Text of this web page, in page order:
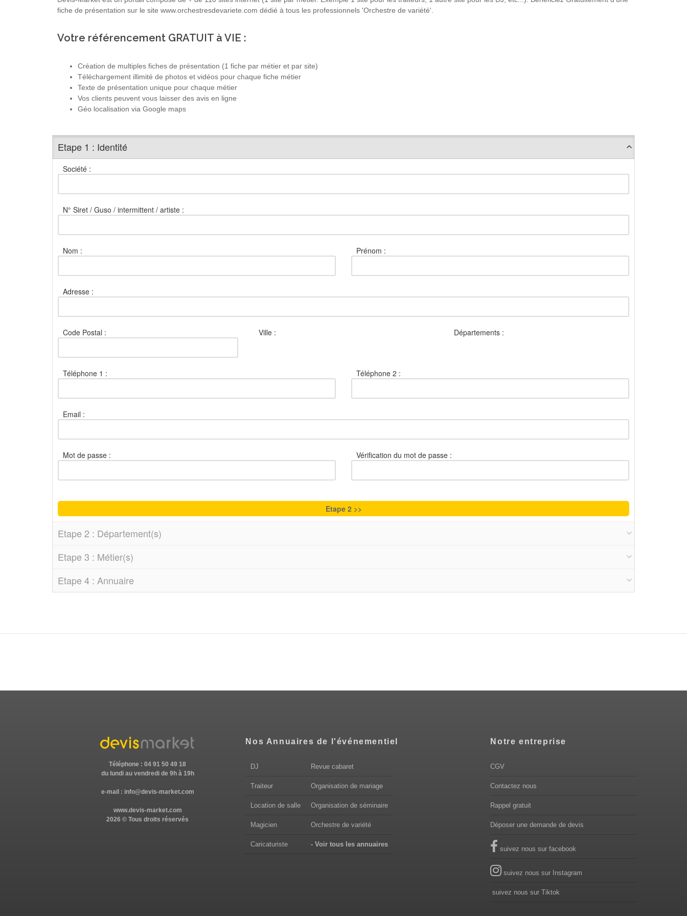
fiche de présentation sur le site www.orchestresdevariete.com dédié à tous les professionnels 'Orchestre de variété'.
Votre référencement GRATUIT à VIE :
Création de multiples fiches de présentation (1 fiche par métier et par site)
Téléchargement illimité de photos et vidéos pour chaque fiche métier
Texte de présentation unique pour chaque métier
Vos clients peuvent vous laisser des avis en ligne
Géo localisation via Google maps
Etape 1 : Identité
Société :
N° Siret / Guso / intermittent / artiste :
Nom : Prénom :
Adresse :
Code Postal : Ville : Départements :
Téléphone 1 : Téléphone 2 :
Email :
Mot de passe : Vérification du mot de passe :
Etape 2 : Département(s)
Etape 3 : Métier(s)
Etape 4 : Annuaire
Téléphone : 04 91 50 49 18
du lundi au vendredi de 9h à 19h
e-mail : info@devis-market.com
www.devis-market.com
2026 © Tous droits réservés
Nos Annuaires de l'événementiel
DJ Revue cabaret
Traiteur Organisation de mariage
Location de salle Organisation de séminaire
Magicien Orchestre de variété
Caricaturiste - Voir tous les annuaires
Notre entreprise
CGV
Contactez nous
Rappel gratuit
Déposer une demande de devis
suivez nous sur facebook
suivez nous sur Instagram
suivez nous sur Tiktok